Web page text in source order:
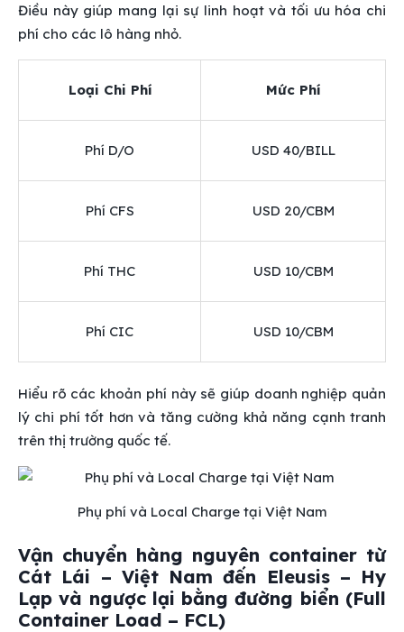
Điều này giúp mang lại sự linh hoạt và tối ưu hóa chi
phí cho các lô hàng nhỏ.
Loại Chi Phí Mức Phí
Phí D/O USD 40/BILL
Phí CFS USD 20/CBM
Phí THC USD 10/CBM
Phí CIC USD 10/CBM
Hiểu rõ các khoản phí này sẽ giúp doanh nghiệp quản
lý chi phí tốt hơn và tăng cường khả năng cạnh tranh
trên thị trường quốc tế.
Phụ phí và Local Charge tại Việt Nam
Vận chuyển hàng nguyên container từ
Cát Lái – Việt Nam đến Eleusis – Hy
Lạp và ngược lại bằng đường biển (Full
Container Load – FCL)